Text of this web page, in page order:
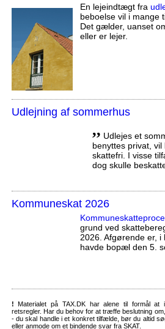
En lejeindtægt fra
beboelse vil i mange
Det gælder, uanset
eller er lejer.
Udlejning af sommerhus
,, Udlejes et
benyttes privat,
skattefri. I visse
dog skulle
Kommuneskat 2026
grund ved
2026. Afgørende er, i
havde bopæl den 5.
! Materialet på TAX.DK har alene til formål at
retsregler. Har du behov for at træffe beslutning
- du skal handle i et konkret tilfælde, bør du altid
eller anmode om et bindende svar fra SKAT.